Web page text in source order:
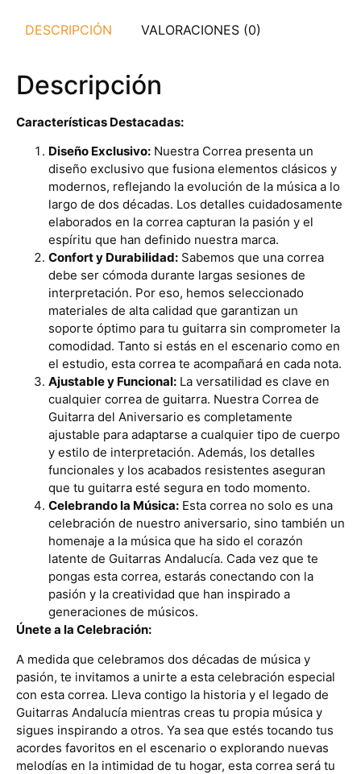
DESCRIPCIÓN VALORACIONES (0)
Descripción
Características Destacadas:
Diseño Exclusivo: Nuestra Correa presenta un
diseño exclusivo que fusiona elementos clásicos y
modernos, reflejando la evolución de la música a lo
largo de dos décadas. Los detalles cuidadosamente
elaborados en la correa capturan la pasión y el
espíritu que han definido nuestra marca.
Confort y Durabilidad: Sabemos que una correa
debe ser cómoda durante largas sesiones de
interpretación. Por eso, hemos seleccionado
materiales de alta calidad que garantizan un
soporte óptimo para tu guitarra sin comprometer la
comodidad. Tanto si estás en el escenario como en
el estudio, esta correa te acompañará en cada nota.
Ajustable y Funcional: La versatilidad es clave en
cualquier correa de guitarra. Nuestra Correa de
Guitarra del Aniversario es completamente
ajustable para adaptarse a cualquier tipo de cuerpo
y estilo de interpretación. Además, los detalles
funcionales y los acabados resistentes aseguran
que tu guitarra esté segura en todo momento.
Celebrando la Música: Esta correa no solo es una
celebración de nuestro aniversario, sino también un
homenaje a la música que ha sido el corazón
latente de Guitarras Andalucía. Cada vez que te
pongas esta correa, estarás conectando con la
pasión y la creatividad que han inspirado a
generaciones de músicos.
Únete a la Celebración:
A medida que celebramos dos décadas de música y
pasión, te invitamos a unirte a esta celebración especial
con esta correa. Lleva contigo la historia y el legado de
Guitarras Andalucía mientras creas tu propia música y
sigues inspirando a otros. Ya sea que estés tocando tus
acordes favoritos en el escenario o explorando nuevas
melodías en la intimidad de tu hogar, esta correa será tu